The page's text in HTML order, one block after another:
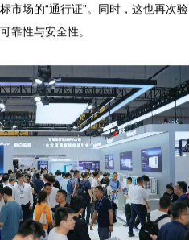
市场的“通行证”。同时，这也再次验
靠性与安全性。